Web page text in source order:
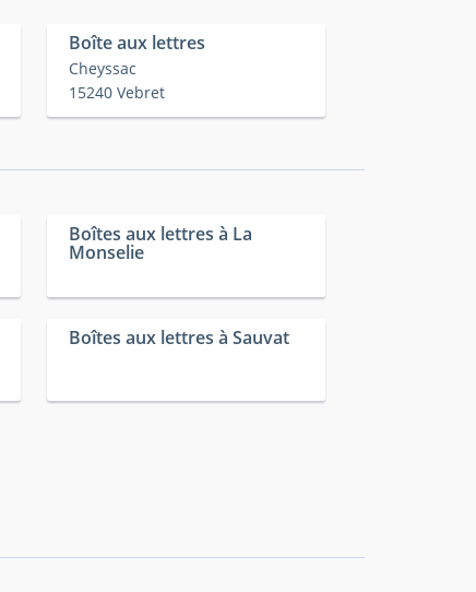
Boîte aux lettres
Cheyssac
15240 Vebret
Boîtes aux lettres à La
Monselie
Boîtes aux lettres à Sauvat